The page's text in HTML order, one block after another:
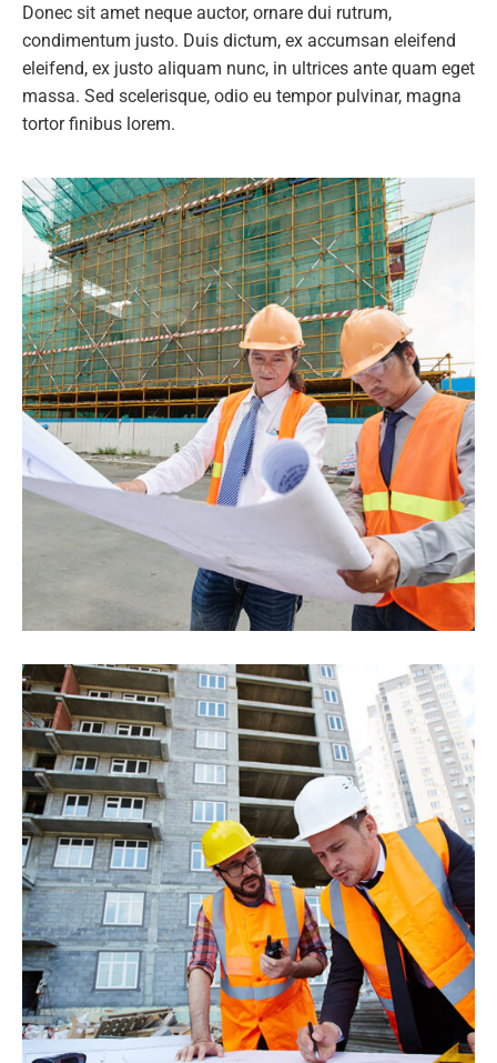
Donec sit amet neque auctor, ornare dui rutrum,
condimentum justo. Duis dictum, ex accumsan eleifend
eleifend, ex justo aliquam nunc, in ultrices ante quam eget
massa. Sed scelerisque, odio eu tempor pulvinar, magna
tortor finibus lorem.